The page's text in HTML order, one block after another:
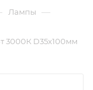
Лампы —
3000К D35х100мм